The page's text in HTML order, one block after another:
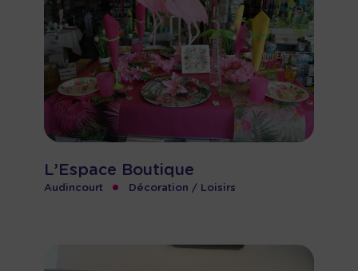
L’Espace Boutique
Audincourt • Décoration / Loisirs